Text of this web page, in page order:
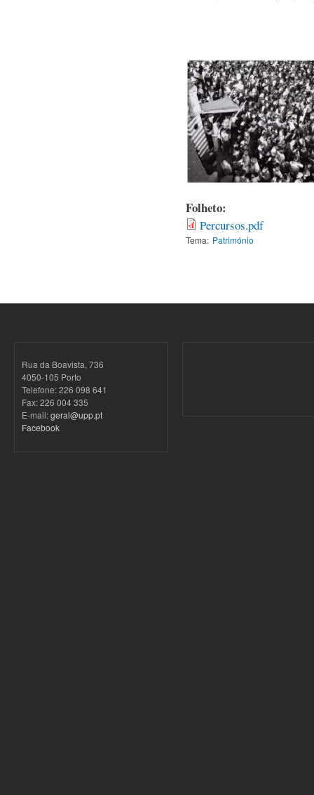
Folheto:
Percursos.pdf
Tema: Património
Rua da Boavista, 736
4050-105 Porto
Telefone: 226 098 641
Fax: 226 004 335
E-mail:geral@upp.pt
Facebook